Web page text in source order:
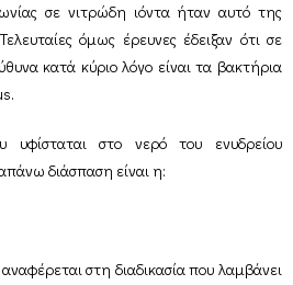
σε νιτρώδη ιόντα ήταν αυτό της
όμως έρευνες έδειξαν ότι σε
κατά κύριο λόγο είναι τα βακτήρια
στο νερό του ενυδρείου
διάσπαση είναι η:
στη διαδικασία που λαμβάνει